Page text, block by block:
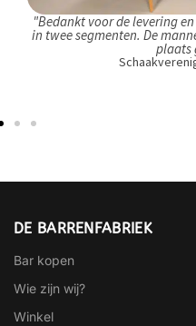
"Bedankt voor de levering
in twee segmenten. De
plaats
DE BARRENFABRIEK
Bar kopen
Wie zijn wij?
Winkel